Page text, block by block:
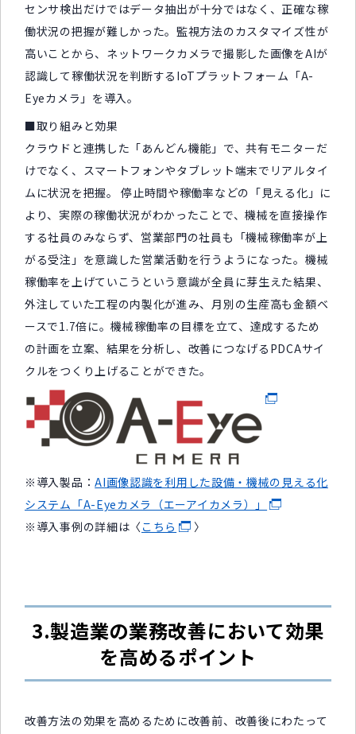
センサ検出だけではデータ抽出が十分ではなく、正確な稼
働状況の把握が難しかった。監視方法のカスタマイズ性が
高いことから、ネットワークカメラで撮影した画像をAIが
認識して稼働状況を判断するIoTプラットフォーム「A-
Eyeカメラ」を導入。
■取り組みと効果
クラウドと連携した「あんどん機能」で、共有モニターだ
けでなく、スマートフォンやタブレット端末でリアルタイ
ムに状況を把握。 停止時間や稼働率などの「見える化」に
より、実際の稼働状況がわかったことで、機械を直接操作
する社員のみならず、営業部門の社員も「機械稼働率が上
がる受注」を意識した営業活動を行うようになった。機械
稼働率を上げていこうという意識が全員に芽生えた結果、
外注していた工程の内製化が進み、月別の生産高も金額ベ
ースで1.7倍に。機械稼働率の目標を立て、達成するため
の計画を立案、結果を分析し、改善につなげるPDCAサイ
クルをつくり上げることができた。
※導入製品：AI画像認識を利用した設備・機械の見える化
システム「A-Eyeカメラ（エーアイカメラ）」
※導入事例の詳細は〈 こちら 〉
3.製造業の業務改善において効果
を高めるポイント
改善方法の効果を高めるために改善前、改善後にわたって